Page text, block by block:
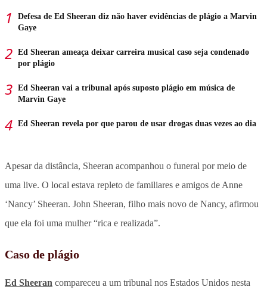
Defesa de Ed Sheeran diz não haver evidências de plágio a Marvin
Gaye
Ed Sheeran ameaça deixar carreira musical caso seja condenado
por plágio
Ed Sheeran vai a tribunal após suposto plágio em música de
Marvin Gaye
Ed Sheeran revela por que parou de usar drogas duas vezes ao dia
Apesar da distância, Sheeran acompanhou o funeral por meio de
uma live. O local estava repleto de familiares e amigos de Anne
‘Nancy’ Sheeran. John Sheeran, filho mais novo de Nancy, afirmou
que ela foi uma mulher “rica e realizada”.
Caso de plágio
Ed Sheeran compareceu a um tribunal nos Estados Unidos nesta